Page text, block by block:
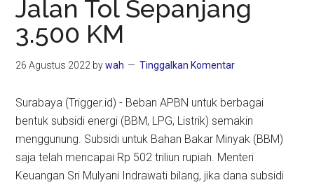
Jalan Tol Sepanjang
3.500 KM
26 Agustus 2022 bywah Tinggalkan Komentar
Surabaya (Trigger.id) - Beban APBN untuk berbagai
bentuk subsidi energi (BBM, LPG, Listrik) semakin
menggunung. Subsidi untuk Bahan Bakar Minyak (BBM)
saja telah mencapai Rp 502 triliun rupiah. Menteri
Keuangan Sri Mulyani Indrawati bilang, jika dana subsidi